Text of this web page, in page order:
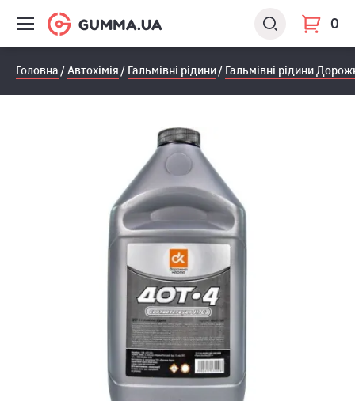
0
Головна Автохімія Гальмівні рідини Гальмівні рідини